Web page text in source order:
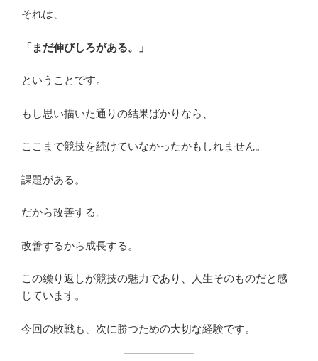
それは、
「まだ伸びしろがある。」
ということです。
もし思い描いた通りの結果ばかりなら、
ここまで競技を続けていなかったかもしれません。
課題がある。
だから改善する。
改善するから成長する。
この繰り返しが競技の魅力であり、人生そのものだと感
じています。
今回の敗戦も、次に勝つための大切な経験です。